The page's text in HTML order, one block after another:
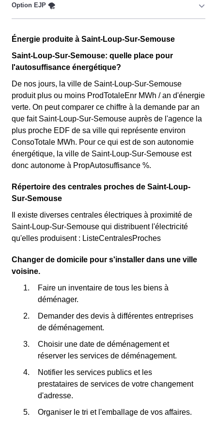
uniquement pour les consommateurs Lupéens qui sont
KWh de chaque mois sont moins chers, et permettent
attention à sa consommation à Saint-Loup-Sur-
Semouse. Ce tarif existe chez la plupart des
fournisseurs d'électricité de France et est disponible
pour les Lupéens éligibles. 💡🏠
clients Lupéens l'ayant choisie avant 1998. Elle
différencie deux tarifs : pendant 22 jours le prix de
l'électricité est quatre fois plus cher, tandis que tous les
rapport au tarif normal à Saint-Loup-Sur-Semouse. ⚡💸
Énergie produite à Saint-Loup-Sur-Semouse
Saint-Loup-Sur-Semouse: quelle place pour
l'autosuffisance énergétique?
De nos jours, la ville de Saint-Loup-Sur-Semouse
produit plus ou moins ProdTotaleEnr MWh / an d'énergie
verte. On peut comparer ce chiffre à la demande par an
que fait Saint-Loup-Sur-Semouse auprès de l'agence la
plus proche EDF de sa ville qui représente environ
ConsoTotale MWh. Pour ce qui est de son autonomie
énergétique, la ville de Saint-Loup-Sur-Semouse est
donc autonome à PropAutosuffisance %.
Répertoire des centrales proches de Saint-Loup-
Sur-Semouse
Il existe diverses centrales électriques à proximité de
Saint-Loup-Sur-Semouse qui distribuent l'électricité
qu'elles produisent : ListeCentralesProches
Changer de domicile pour s'installer dans une ville
voisine.
Faire un inventaire de tous les biens à
déménager.
Demander des devis à différentes entreprises
de déménagement.
Choisir une date de déménagement et
réserver les services de déménagement.
Notifier les services publics et les
prestataires de services de votre changement
d'adresse.
Organiser le tri et l'emballage de vos affaires.